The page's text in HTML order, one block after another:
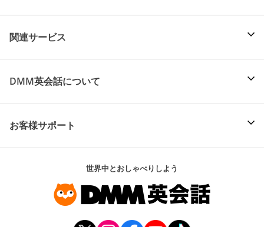
関連サービス
DMM英会話について
お客様サポート
世界中とおしゃべりしよう